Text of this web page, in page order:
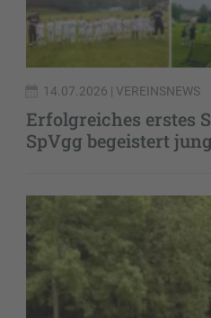
14.07.2026 | VEREINSNEWS
Erfolgreiches erstes
SpVgg begeistert